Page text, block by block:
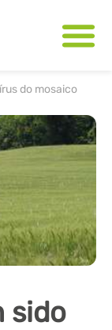
do mosaico
sido